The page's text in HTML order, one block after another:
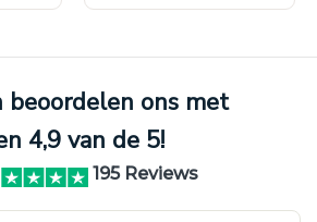
beoordelen ons met
4,9 van de 5!
195 Reviews